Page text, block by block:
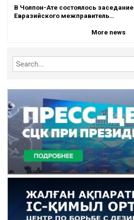
В Чолпон-Ате состоялось заседание
Евразийского межправитель…
More news